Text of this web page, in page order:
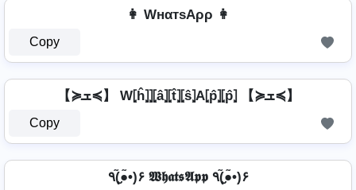
👩 WнαтѕAρρ 👩
Copy
【≽ܫ≼】 W⦏ĥ⦎⦎⦏â⦎⦏t̂⦎⦏ŝ⦎A⦏p̂⦎⦏p̂⦎ 【≽ܫ≼】
Copy
٩(●̮̮̃•̃)۶ 𝖂𝖍𝖆𝖙𝖘𝕬𝖕𝖕 ٩(●̮̮̃•̃)۶